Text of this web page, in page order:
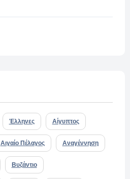
Έλληνες Αίγυπτος
Αιγαίο Πέλαγος Αναγέννηση
Βυζάντιο